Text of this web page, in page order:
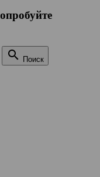
 Поиск